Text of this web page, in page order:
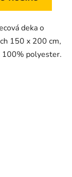
deka o
150 x 200 cm,
100% polyester.